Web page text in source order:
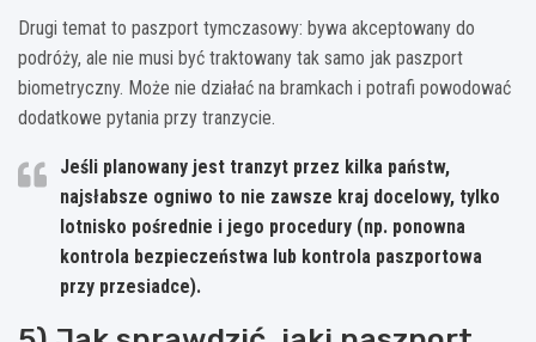
Drugi temat to paszport tymczasowy: bywa akceptowany do
podróży, ale nie musi być traktowany tak samo jak paszport
biometryczny. Może nie działać na bramkach i potrafi powodować
dodatkowe pytania przy tranzycie.
Jeśli planowany jest tranzyt przez kilka państw,
najsłabsze ogniwo to nie zawsze kraj docelowy, tylko
lotnisko pośrednie i jego procedury (np. ponowna
kontrola bezpieczeństwa lub kontrola paszportowa
przy przesiadce).